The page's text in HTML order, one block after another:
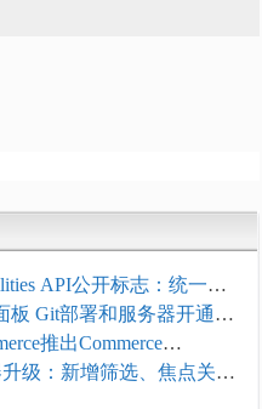
API公开标志：统一支
AI代理
板 Git部署和服务器开通更
推出Commerce
店可保留前台体验并扩展电
升级：新增筛选、焦点关键